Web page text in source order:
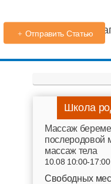
Детский сад
Отправить Статью
Школа
Mассаж
послеродовой
массаж тела
10.08 10:00-17:00
Свободных